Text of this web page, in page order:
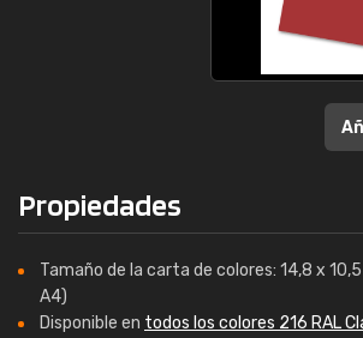
Propiedades
Tamaño de la carta de colores: 14,8 x
A4)
Disponible en todos los colores 216 RAL